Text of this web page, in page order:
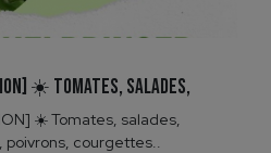
☀️ Tomates, salades,
☀️ Tomates, salades,
poivrons, courgettes..